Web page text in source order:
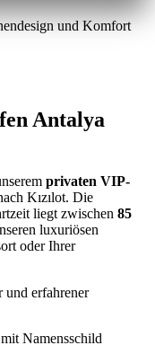
Antalya
privaten VIP-
Kızılot. Die
liegt zwischen 85
luxuriösen
oder Ihrer